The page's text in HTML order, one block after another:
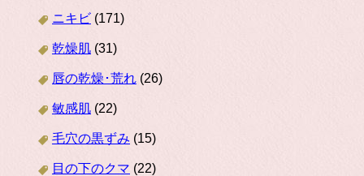
ニキビ (171)
乾燥肌 (31)
唇の乾燥･荒れ (26)
敏感肌 (22)
毛穴の黒ずみ (15)
目の下のクマ (22)